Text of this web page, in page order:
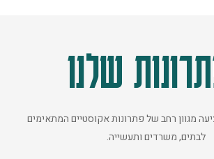
שלנו
מגוון רחב של פתרונות אקוסטיים המתאימים
לבתים, משרדים ותעשייה.